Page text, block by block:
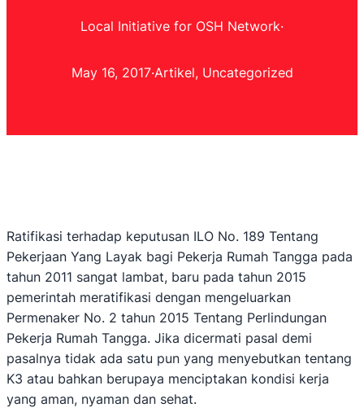
Local Initiative for OSH Network·
May 16, 2017·Artikel, Uncategorized
Ratifikasi terhadap keputusan ILO No. 189 Tentang
Pekerjaan Yang Layak bagi Pekerja Rumah Tangga pada
tahun 2011 sangat lambat, baru pada tahun 2015
pemerintah meratifikasi dengan mengeluarkan
Permenaker No. 2 tahun 2015 Tentang Perlindungan
Pekerja Rumah Tangga. Jika dicermati pasal demi
pasalnya tidak ada satu pun yang menyebutkan tentang
K3 atau bahkan berupaya menciptakan kondisi kerja
yang aman, nyaman dan sehat.